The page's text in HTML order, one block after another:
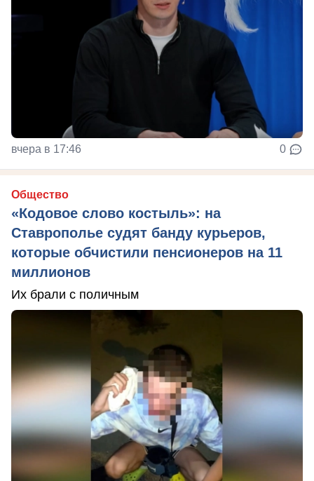
вчера в 17:46 0
Общество
«Кодовое слово костыль»: на
Ставрополье судят банду курьеров,
которые обчистили пенсионеров на 11
миллионов
Их брали с поличным